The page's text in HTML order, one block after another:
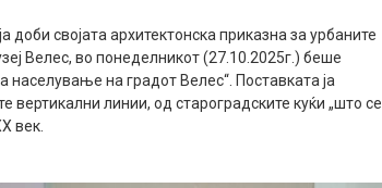
доби својата архитектонска приказна за урбаните
Велес, во понеделникот (27.10.2025г.) беше
на градот Велес“. Поставката ја
вертикални линии, од староградските куќи „што се
век.